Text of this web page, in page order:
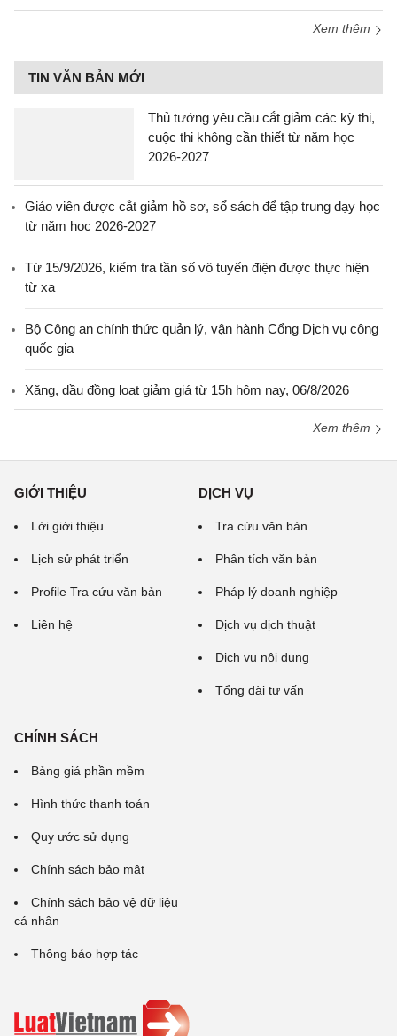
Xem thêm
TIN VĂN BẢN MỚI
Thủ tướng yêu cầu cắt giảm các kỳ thi,
cuộc thi không cần thiết từ năm học
2026-2027
Giáo viên được cắt giảm hồ sơ, sổ sách để tập trung dạy học
từ năm học 2026-2027
Từ 15/9/2026, kiểm tra tần số vô tuyến điện được thực hiện
từ xa
Bộ Công an chính thức quản lý, vận hành Cổng Dịch vụ công
quốc gia
Xăng, dầu đồng loạt giảm giá từ 15h hôm nay, 06/8/2026
Xem thêm
GIỚI THIỆU
Lời giới thiệu
Lịch sử phát triển
Profile Tra cứu văn bản
Liên hệ
DỊCH VỤ
Tra cứu văn bản
Phân tích văn bản
Pháp lý doanh nghiệp
Dịch vụ dịch thuật
Dịch vụ nội dung
Tổng đài tư vấn
CHÍNH SÁCH
Bảng giá phần mềm
Hình thức thanh toán
Quy ước sử dụng
Chính sách bảo mật
Chính sách bảo vệ dữ liệu
cá nhân
Thông báo hợp tác